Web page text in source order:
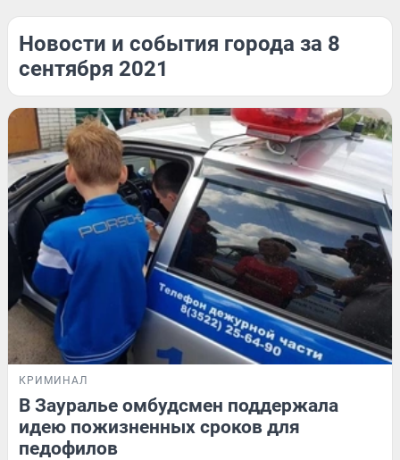
Новости и события города за 8
сентября 2021
КРИМИНАЛ
В Зауралье омбудсмен поддержала
идею пожизненных сроков для
педофилов